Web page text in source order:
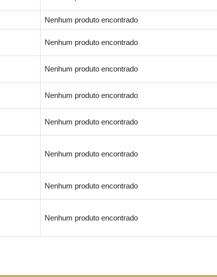
Nenhum produto encontrado
Nenhum produto encontrado
Nenhum produto encontrado
Nenhum produto encontrado
Nenhum produto encontrado
Nenhum produto encontrado
Nenhum produto encontrado
Nenhum produto encontrado